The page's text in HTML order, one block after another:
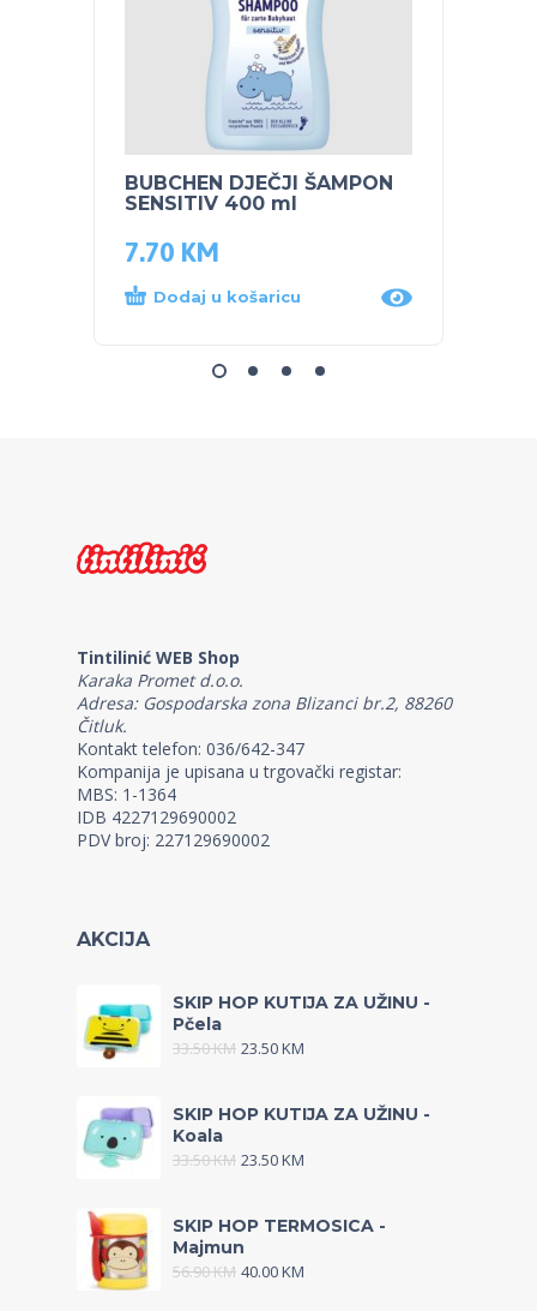
BUBCHEN DJEČJI ŠAMPON
SENSITIV 400 ml
7.70 KM
Dodaj u košaricu
Tintilinić WEB Shop
Karaka Promet d.o.o.
Adresa: Gospodarska zona Blizanci br.2, 88260
Čitluk.
Kontakt telefon: 036/642-347
Kompanija je upisana u trgovački registar:
MBS: 1-1364
IDB 4227129690002
PDV broj: 227129690002
AKCIJA
SKIP HOP KUTIJA ZA UŽINU -
Pčela
33.50KM 23.50KM
SKIP HOP KUTIJA ZA UŽINU -
Koala
33.50KM 23.50KM
SKIP HOP TERMOSICA -
Majmun
56.90KM 40.00KM